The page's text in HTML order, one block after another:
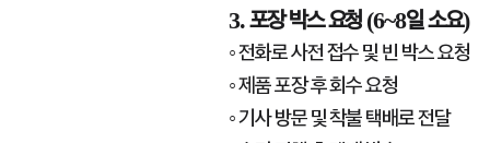
3. 포장 박스 요청 (6~8일 소요)
◦ 전화로 사전 접수 및 빈 박스 요청
◦ 제품 포장 후 회수 요청
◦ 기사 방문 및 착불 택배로 전달